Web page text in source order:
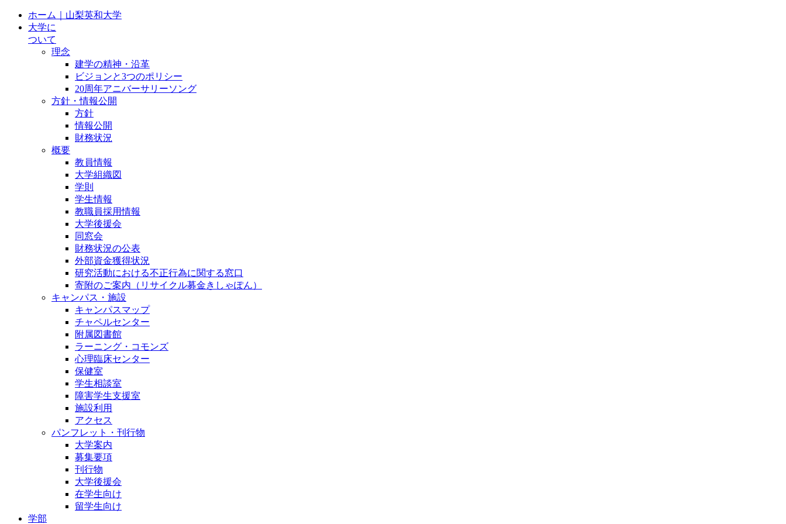
ホーム｜山梨英和大学
大学に
ついて
理念
建学の精神・沿革
ビジョンと3つのポリシー
20周年アニバーサリーソング
方針・情報公開
方針
情報公開
財務状況
概要
教員情報
大学組織図
学則
学生情報
教職員採用情報
大学後援会
同窓会
財務状況の公表
外部資金獲得状況
研究活動における不正行為に関する窓口
寄附のご案内（リサイクル募金きしゃぽん）
キャンパス・施設
キャンパスマップ
チャペルセンター
附属図書館
ラーニング・コモンズ
心理臨床センター
保健室
学生相談室
障害学生支援室
施設利用
アクセス
パンフレット・刊行物
大学案内
募集要項
刊行物
大学後援会
在学生向け
留学生向け
学部